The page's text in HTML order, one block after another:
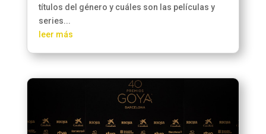
títulos del género y cuáles son las películas y
series...
leer más